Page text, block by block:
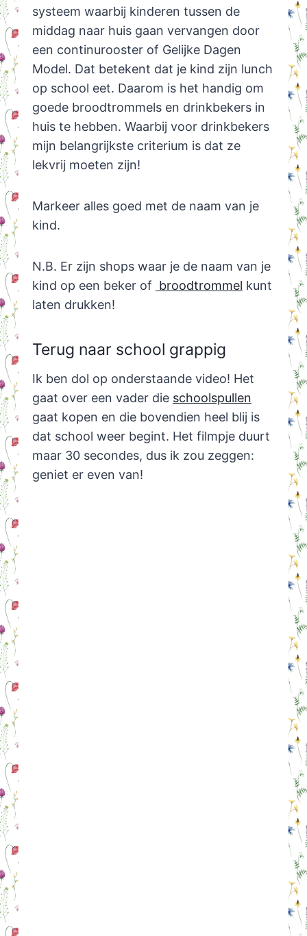
systeem waarbij kinderen tussen de
middag naar huis gaan vervangen door
een continurooster of Gelijke Dagen
Model. Dat betekent dat je kind zijn lunch
op school eet. Daarom is het handig om
goede broodtrommels en drinkbekers in
huis te hebben. Waarbij voor drinkbekers
mijn belangrijkste criterium is dat ze
lekvrij moeten zijn!
Markeer alles goed met de naam van je
kind.
N.B. Er zijn shops waar je de naam van je
kind op een beker of broodtrommel kunt
laten drukken!
Terug naar school grappig
Ik ben dol op onderstaande video! Het
gaat over een vader die schoolspullen
gaat kopen en die bovendien heel blij is
dat school weer begint. Het filmpje duurt
maar 30 secondes, dus ik zou zeggen:
geniet er even van!